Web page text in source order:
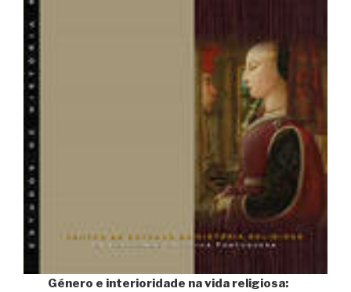
Género e interioridade na vida religiosa: